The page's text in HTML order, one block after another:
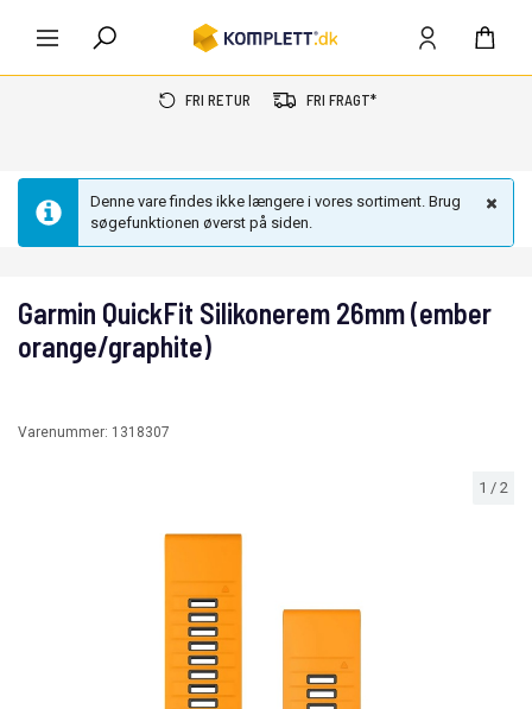
FRI RETUR FRI FRAGT*
Denne vare findes ikke længere i vores sortiment. Brug
søgefunktionen øverst på siden.
1 / 2
Garmin QuickFit Silikonerem 26mm (ember
orange/graphite)
Varenummer: 1318307